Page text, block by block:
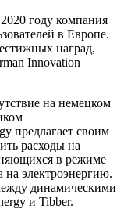
году компания
в Европе.
наград,
Innovation
на немецком
предлагает своим
расходы на
в режиме
электроэнергию.
динамическими
и Tibber.